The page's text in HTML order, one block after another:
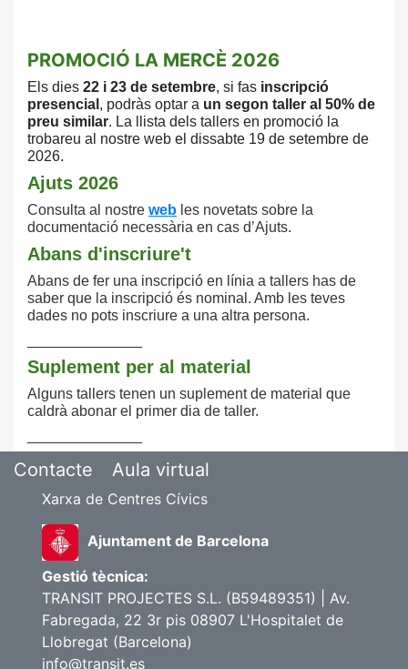
PROMOCIÓ LA MERCÈ 2026
Els dies 22 i 23 de setembre, si fas inscripció
presencial , podràs optar a un segon taller al 50% de
preu similar. La llista dels tallers en promoció la
trobareu al nostre web el dissabte 19 de setembre de
2026.
Ajuts 2026
Consulta al nostre web les novetats sobre la
documentació necessària en cas d’Ajuts.
Abans d'inscriure't
Abans de fer una inscripció en línia a tallers has de
saber que la inscripció és nominal. Amb les teves
dades no pots inscriure a una altra persona.
Suplement per al material
Alguns tallers tenen un suplement de material que
caldrà abonar el primer dia de taller.
Contacte Aula virtual
Xarxa de Centres Cívics
Ajuntament de Barcelona
Gestió tècnica:
TRANSIT PROJECTES S.L. (B59489351) | Av.
Fabregada, 22 3r pis 08907 L'Hospitalet de
Llobregat (Barcelona)
info@transit.es